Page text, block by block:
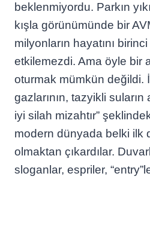
beklenmiyordu. Parkın
kışla görünümünde bir
milyonların hayatını
etkilemezdi. Ama öyle bir
oturmak mümkün değildi.
gazlarının, tazyikli suların
iyi silah mizahtır”
modern dünyada belki ilk
olmaktan çıkardılar.
sloganlar, espriler,